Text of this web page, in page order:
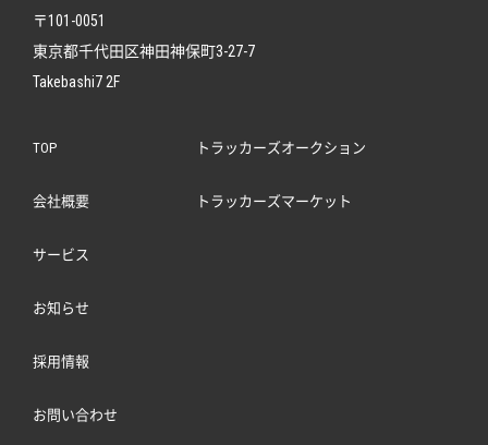
〒101-0051
東京都千代田区神田神保町3-27-7
Takebashi7 2F
TOP
会社概要
サービス
お知らせ
採用情報
お問い合わせ
トラッカーズオークション
トラッカーズマーケット